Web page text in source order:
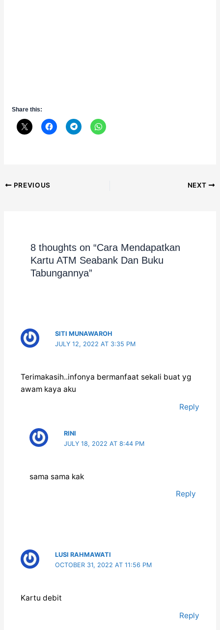
Share this:
Post
PREVIOUS NEXT
8 thoughts on “Cara Mendapatkan
Kartu ATM Seabank Dan Buku
Tabungannya”
SITI MUNAWAROH
JULY 12, 2022 AT 3:35 PM
Terimakasih..infonya bermanfaat sekali buat yg
awam kaya aku
Reply
RINI
JULY 18, 2022 AT 8:44 PM
sama sama kak
Reply
LUSI RAHMAWATI
OCTOBER 31, 2022 AT 11:56 PM
Kartu debit
Reply